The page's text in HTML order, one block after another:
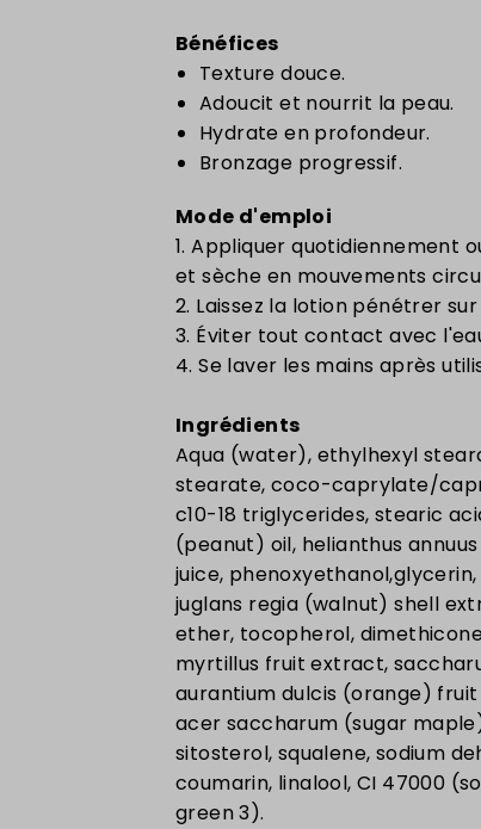
Bénéfices
Texture douce.
Adoucit et nourrit la peau.
Hydrate en profondeur.
Bronzage progressif.
Mode d'emploi
1. Appliquer quotidiennement
et sèche en mouvements
2. Laissez la lotion pénétrer
3. Éviter tout contact avec
4. Se laver les mains après
Ingrédients
Aqua (water), ethylhexyl
stearate, coco-caprylate/
c10-18 triglycerides, stearic
(peanut) oil, helianthus
juice,
juglans regia (walnut) shell
ether, tocopherol,
myrtillus fruit extract,
aurantium dulcis (orange)
acer saccharum (sugar
sitosterol, squalene, sodium
coumarin, linalool, CI 47000
green 3).